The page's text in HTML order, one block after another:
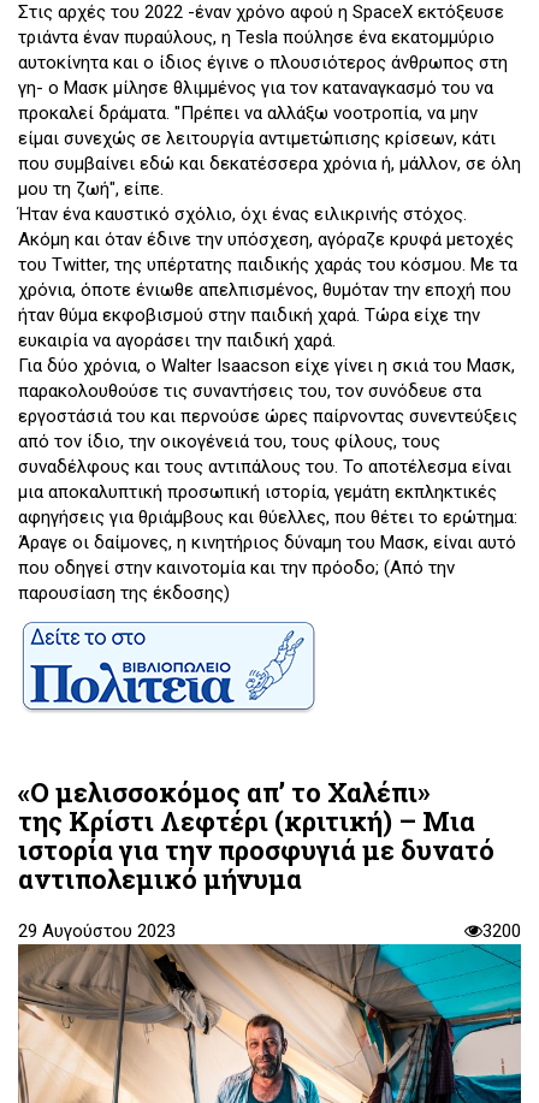
Στις αρχές του 2022 -έναν χρόνο αφού η SpaceX εκτόξευσε
τριάντα έναν πυραύλους, η Tesla πούλησε ένα εκατομμύριο
αυτοκίνητα και ο ίδιος έγινε ο πλουσιότερος άνθρωπος στη
γη- ο Μασκ μίλησε θλιμμένος για τον καταναγκασμό του να
προκαλεί δράματα. "Πρέπει να αλλάξω νοοτροπία, να μην
είμαι συνεχώς σε λειτουργία αντιμετώπισης κρίσεων, κάτι
που συμβαίνει εδώ και δεκατέσσερα χρόνια ή, μάλλον, σε όλη
μου τη ζωή", είπε.
Ήταν ένα καυστικό σχόλιο, όχι ένας ειλικρινής στόχος.
Ακόμη και όταν έδινε την υπόσχεση, αγόραζε κρυφά μετοχές
του Twitter, της υπέρτατης παιδικής χαράς του κόσμου. Με τα
χρόνια, όποτε ένιωθε απελπισμένος, θυμόταν την εποχή που
ήταν θύμα εκφοβισμού στην παιδική χαρά. Τώρα είχε την
ευκαιρία να αγοράσει την παιδική χαρά.
Για δύο χρόνια, ο Walter Isaacson είχε γίνει η σκιά του Μασκ,
παρακολουθούσε τις συναντήσεις του, τον συνόδευε στα
εργοστάσιά του και περνούσε ώρες παίρνοντας συνεντεύξεις
από τον ίδιο, την οικογένειά του, τους φίλους, τους
συναδέλφους και τους αντιπάλους του. Το αποτέλεσμα είναι
μια αποκαλυπτική προσωπική ιστορία, γεμάτη εκπληκτικές
αφηγήσεις για θριάμβους και θύελλες, που θέτει το ερώτημα:
Άραγε οι δαίμονες, η κινητήριος δύναμη του Μασκ, είναι αυτό
που οδηγεί στην καινοτομία και την πρόοδο; (Από την
παρουσίαση της έκδοσης)
«Ο μελισσοκόμος απ’ το Χαλέπι»
της Κρίστι Λεφτέρι (κριτική) – Μια
ιστορία για την προσφυγιά με δυνατό
αντιπολεμικό μήνυμα
29 Αυγούστου 2023 3200